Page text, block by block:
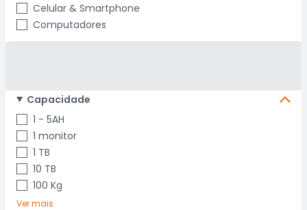
Celular & Smartphone
Computadores
Capacidade
1 - 5AH
1 monitor
1 TB
10 TB
100 Kg
Ver mais